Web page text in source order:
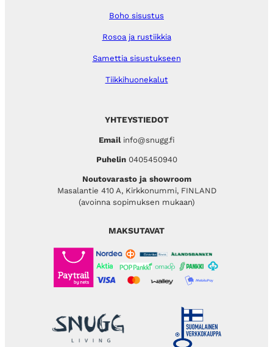
YHTEYSTIEDOT
Emailinfo@snugg.fi
Puhelin 0405450940
Noutovarasto ja showroom
Masalantie 410 A, Kirkkonummi, FINLAND
(avoinna sopimuksen mukaan)
Boho sisustus
Rosoa ja rustiikkia
Samettia sisustukseen
Tiikkihuonekalut
MAKSUTAVAT